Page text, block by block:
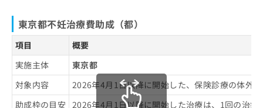
表参道ARTクリニック
城南レディスクリニック品川
京野アートクリニック高輪
東京HARTクリニック
麻布モンテアール レディースクリニック
東京都不妊治療費助成（都）
項目
概要
実施主体
東京都
対象内容
2026年4月1日以降に開始した、保険診療の体外
助成枠の目安 2026年4月1日以降に開始した治療は、1回の治療
こ
ち
ら